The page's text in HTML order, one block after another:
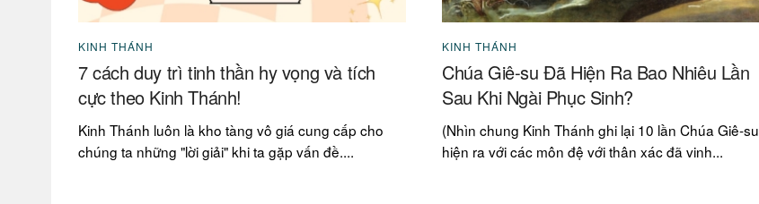
KINH THÁNH
7 cách duy trì tinh thần hy vọng và tích
cực theo Kinh Thánh!
Kinh Thánh luôn là kho tàng vô giá cung cấp cho
chúng ta những "lời giải" khi ta gặp vấn đề....
KINH THÁNH
Chúa Giê-su Đã Hiện Ra Bao Nhiêu Lần
Sau Khi Ngài Phục Sinh?
(Nhìn chung Kinh Thánh ghi lại 10 lần Chúa Giê-su
hiện ra với các môn đệ với thân xác đã vinh...